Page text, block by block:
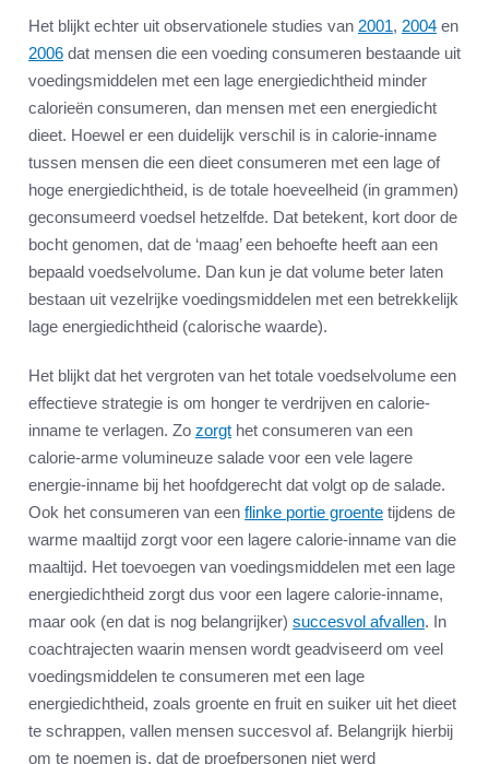
Het blijkt echter uit observationele studies van 2001, 2004 en
2006 dat mensen die een voeding consumeren bestaande uit
voedingsmiddelen met een lage energiedichtheid minder
calorieën consumeren, dan mensen met een energiedicht
dieet. Hoewel er een duidelijk verschil is in calorie-inname
tussen mensen die een dieet consumeren met een lage of
hoge energiedichtheid, is de totale hoeveelheid (in grammen)
geconsumeerd voedsel hetzelfde. Dat betekent, kort door de
bocht genomen, dat de ‘maag’ een behoefte heeft aan een
bepaald voedselvolume. Dan kun je dat volume beter laten
bestaan uit vezelrijke voedingsmiddelen met een betrekkelijk
lage energiedichtheid (calorische waarde).
Het blijkt dat het vergroten van het totale voedselvolume een
effectieve strategie is om honger te verdrijven en calorie-
inname te verlagen. Zo zorgt het consumeren van een
calorie-arme volumineuze salade voor een vele lagere
energie-inname bij het hoofdgerecht dat volgt op de salade.
Ook het consumeren van een flinke portie groente tijdens de
warme maaltijd zorgt voor een lagere calorie-inname van die
maaltijd. Het toevoegen van voedingsmiddelen met een lage
energiedichtheid zorgt dus voor een lagere calorie-inname,
maar ook (en dat is nog belangrijker) succesvol afvallen. In
coachtrajecten waarin mensen wordt geadviseerd om veel
voedingsmiddelen te consumeren met een lage
energiedichtheid, zoals groente en fruit en suiker uit het dieet
te schrappen, vallen mensen succesvol af. Belangrijk hierbij
om te noemen is, dat de proefpersonen niet werd